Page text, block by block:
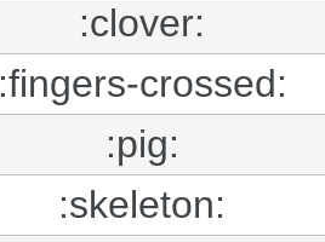
:clover:
:fingers-crossed:
:pig:
:skeleton: